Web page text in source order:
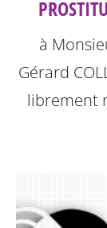
à
Gérard
librement